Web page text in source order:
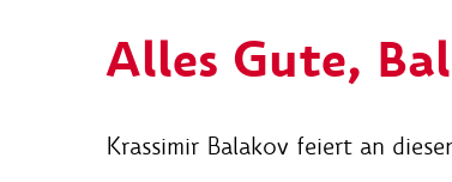
Alles Gute,
Krassimir Balakov feiert an